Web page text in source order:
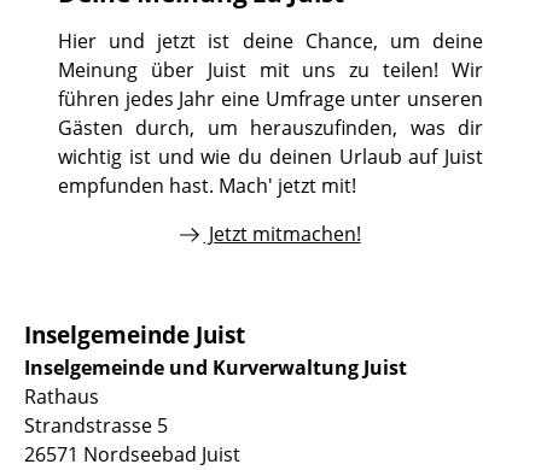
Hier und jetzt ist deine Chance, um deine
Meinung über Juist mit uns zu teilen! Wir
führen jedes Jahr eine Umfrage unter unseren
Gästen durch, um herauszufinden, was dir
wichtig ist und wie du deinen Urlaub auf Juist
empfunden hast. Mach' jetzt mit!
Jetzt mitmachen!
Inselgemeinde Juist
Inselgemeinde und Kurverwaltung Juist
Rathaus
Strandstrasse 5
26571 Nordseebad Juist